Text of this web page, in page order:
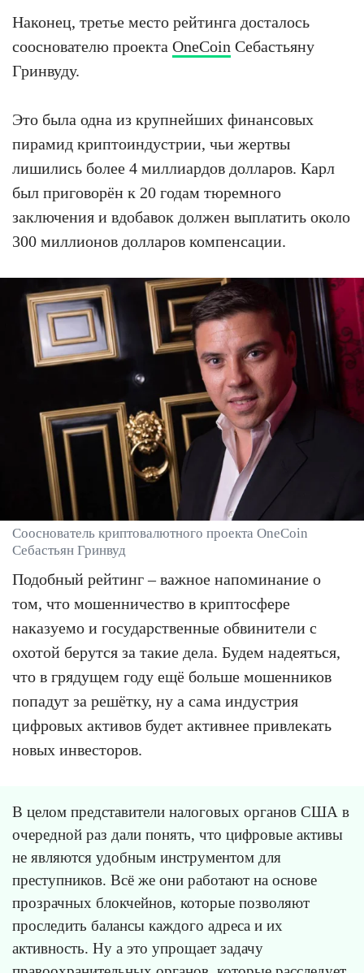
Наконец, третье место рейтинга досталось
сооснователю проекта OneCoin Себастьяну
Гринвуду.
Это была одна из крупнейших финансовых
пирамид криптоиндустрии, чьи жертвы
лишились более 4 миллиардов долларов. Карл
был приговорён к 20 годам тюремного
заключения и вдобавок должен выплатить около
300 миллионов долларов компенсации.
Сооснователь криптовалютного проекта OneCoin
Себастьян Гринвуд
Подобный рейтинг – важное напоминание о
том, что мошенничество в криптосфере
наказуемо и государственные обвинители с
охотой берутся за такие дела. Будем надеяться,
что в грядущем году ещё больше мошенников
попадут за решётку, ну а сама индустрия
цифровых активов будет активнее привлекать
новых инвесторов.
В целом представители налоговых органов США в
очередной раз дали понять, что цифровые активы
не являются удобным инструментом для
преступников. Всё же они работают на основе
прозрачных блокчейнов, которые позволяют
проследить балансы каждого адреса и их
активность. Ну а это упрощает задачу